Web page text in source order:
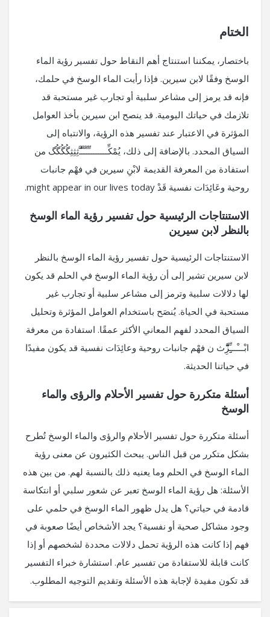
الختام
باختصار، يمكننا استنتاج أهم النقاط حول تفسير رؤية الماء
الوسخ وفقًا لابن سيرين. فإذا رأيت الماء الوسخ في حلمك،
فإنه قد يرمز إلى مشاعر سلبية أو تجارب غير مستحبة قد
تلازمك في حياتك اليومية. قد ينصح ابن سيرين بأخذ العوامل
المؤثرة في الاعتبار عند تفسير هذه الرؤية، والانتباه إلى
السياق المحدد. بالإضافة إلى ذلك، يُمْكِّــــــــِّـِّـَّـَّـَّ‌‌ُ‌‌‌‌‌ثِثِثِگُگُگُگ من
استفادة من المعرفة القديمة لابْنِ سیرین في فهْم جانبات
روحية وعَائِدَات نفسية قَدْ might appear in our lives today.
الاستنتاجات الرئيسية حول تفسير رؤية الماء الوسخ
بالنظر لابن سيرين
الاستنتاجات الرئيسية حول تفسير رؤية الماء الوسخ بالنظر
لابن سيرين تشير إلى أن رؤية الماء الوسخ في الحلم قد يكون
لها دلالات سلبية وترمز إلى مشاعر سلبية أو تجارب غير
مستحبة في الحياة. يُنصَح باستخدام العوامل المؤثرة وتحليل
السياق المحدد لفهم المعاني الأكثر عمقًا. استفادة من معرفة
ابْـــْـــِِِِّزَََََِّّّ‌‌‌‌‌ث ن فهْم جانبات روحية وعائِدَات نفسية قد يكون مفيدًا
في حياتنا الحديثة.
أسئلة متكررة حول تفسير الأحلام والرؤى والماء
الوسخ
أسئلة متكررة حول تفسير الأحلام والرؤى والماء الوسخ تُطرح
بشكل متكرر من قبل الناس. يبحث الكثيرون عن معنى رؤية
الماء الوسخ في الحلم وما يعنيه ذلك بالنسبة لهم. من بين هذه
الأسئلة: هل رؤية الماء الوسخ تعبر عن شعور سلبي أو انتكاسة
قادمة في حياتي؟ هل يدل ظهور الماء الوسخ في حلمي على
وجود مشاكل صحية أو نفسية؟ يجد الأشخاص أيضًا صعوبة في
فهم إذا كانت هذه الرؤية تحمل دلالات محددة لشخصهم أو إذا
كانت قابلة للاستفادة من تفسير عام. استشارة خبراء التفسير
قد تكون مفيدة لإجابة هذه الأسئلة وتقديم التوجيه المطلوب.